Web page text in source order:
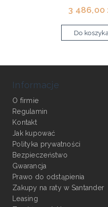
3 486,00
Do
Informacje
O firmie
Regulamin
Kontakt
Jak kupować
Polityka prywatności
Bezpieczeństwo
Gwarancja
Prawo do odstąpienia
Zakupy na raty w Santander
Leasing